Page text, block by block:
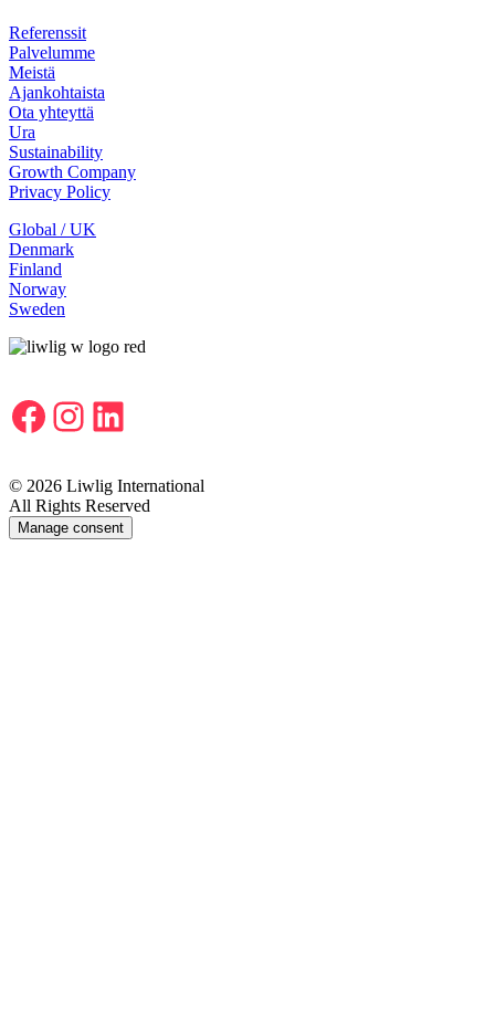
Referenssit
Palvelumme
Meistä
Ajankohtaista
Ota yhteyttä
Ura
Sustainability
Growth Company
Privacy Policy
Global / UK
Denmark
Finland
Norway
Sweden
Facebook
Instagram
LinkedIn
© 2026 Liwlig International
All Rights Reserved
Manage consent